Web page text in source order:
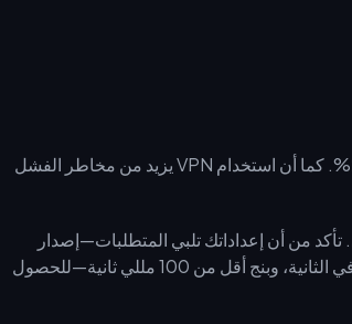
ساعات الذروة (7–11 مساءً بتوقيت UTC+8) تحمل نسبة فشل تتراوح بين 15–20%. كما أن استخدام VPN يزيد من مخاطر الفشل
من أن إعداداتك تلبي المتطلبات—إصدار
التطبيق 2.9.1+، نظام iOS 12.0+ أو Android 6.0+، اتصال بسرعة 2+ ميجابت في الثانية، وبنج أقل من 100 مللي ثانية—للحصول